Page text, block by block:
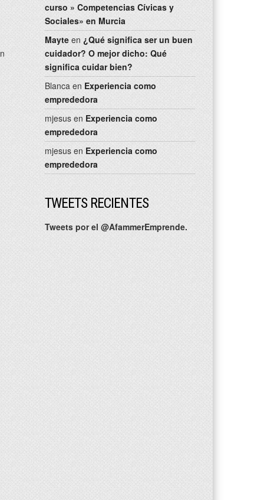
curso » Competencias Cívicas y
Sociales» en Murcia
Mayte en ¿Qué significa ser un buen
cuidador? O mejor dicho: Qué
significa cuidar bien?
Blanca en Experiencia como
emprededora
mjesus en Experiencia como
emprededora
mjesus en Experiencia como
emprededora
TWEETS RECIENTES
Tweets por el @AfammerEmprende.